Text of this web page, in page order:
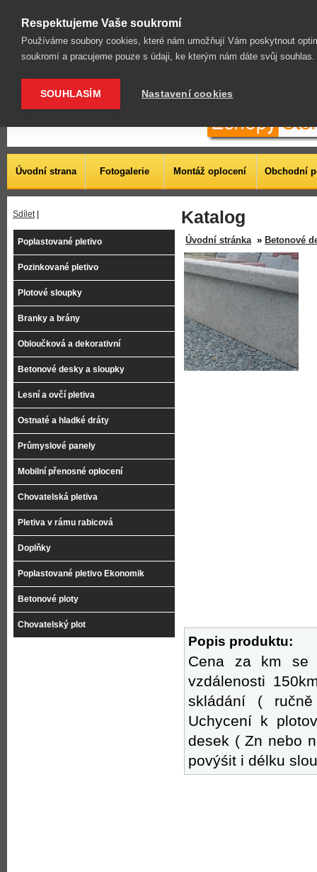
| Chovatelská pletiva | Pletiva v rámu rabicová | Lesní a ovčí pletiva |
Úvodní strana Fotogalerie Montáž oplocení Obchodní
Sdílet
Poplastované pletivo
Pozinkované pletivo
Plotové sloupky
Branky a brány
Obloučková a dekorativní
Betonové desky a sloupky
Lesní a ovčí pletiva
Ostnaté a hladké dráty
Průmyslové panely
Mobilní přenosné oplocení
Chovatelská pletiva
Pletiva v rámu rabicová
Doplňky
Poplastované pletivo Ekonomik
Betonové ploty
Chovatelský plot
Katalog
Úvodní stránka» Betonové
Popis produktu:
Cena za km se
vzdálenosti
skládání (
Uchycení k
desek ( Zn nebo
povýśit i délku
Respektujeme Vaše soukromí
Používáme soubory cookies, které nám umožňují Vám poskytnout
soukromí a pracujeme pouze s údaji, ke kterým nám dáte svůj souhlas.
SOUHLASÍM Nastavení cookies